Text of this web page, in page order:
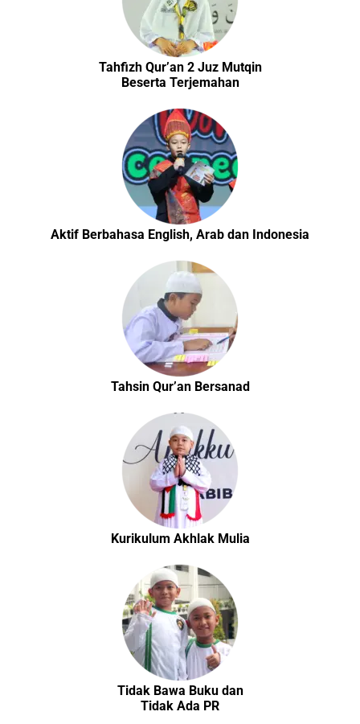
Tahfizh Qur’an 2 Juz Mutqin
Beserta Terjemahan
Aktif Berbahasa English, Arab dan Indonesia
Tahsin Qur’an Bersanad
Kurikulum Akhlak Mulia
Tidak Bawa Buku dan
Tidak Ada PR